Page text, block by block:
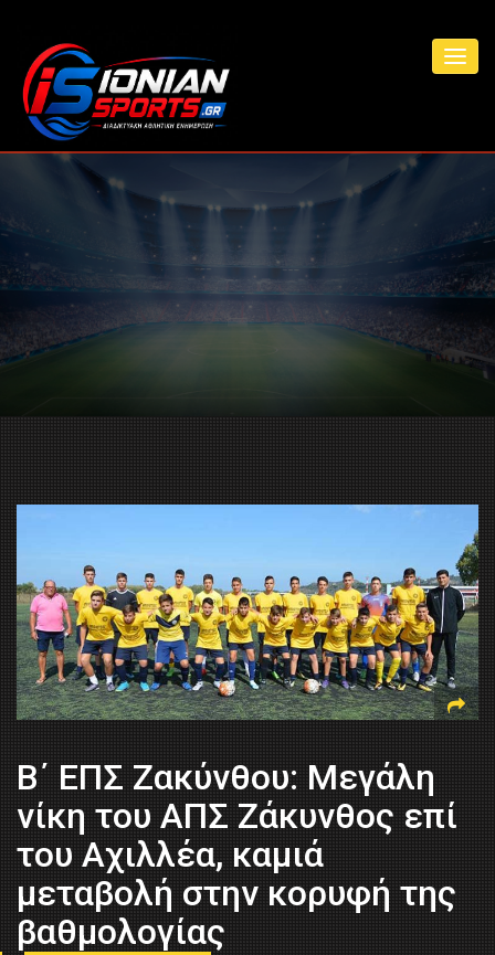
Β΄ ΕΠΣ Ζακύνθου: Μεγάλη
νίκη του ΑΠΣ Ζάκυνθος επί
του Αχιλλέα, καμιά
μεταβολή στην κορυφή της
βαθμολογίας